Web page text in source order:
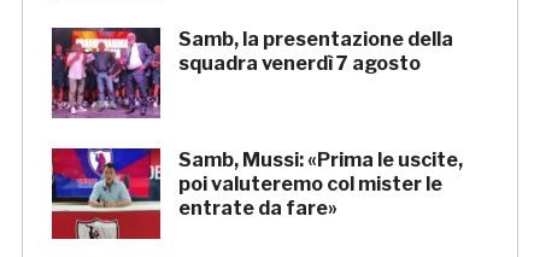
Samb, la presentazione della
squadra venerdì 7 agosto
Samb, Mussi: «Prima le uscite,
poi valuteremo col mister le
entrate da fare»